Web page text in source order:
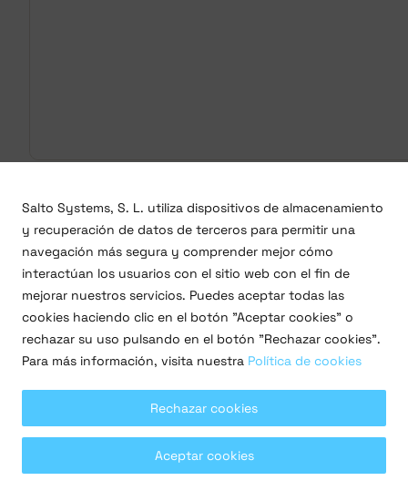
Ajustes de Space
En la pantalla de ajustes de Space en Spaxx, debes
ajustes de la conexión SHIP en Space. Estos indican
comunicación.
Salto Systems, S. L. utiliza dispositivos de almacenamiento
y recuperación de datos de terceros para permitir una
navegación más segura y comprender mejor cómo
interactúan los usuarios con el sitio web con el fin de
mejorar nuestros servicios. Puedes aceptar todas las
cookies haciendo clic en el botón "Aceptar cookies" o
rechazar su uso pulsando en el botón "Rechazar cookies".
Para más información, visita nuestra Política de cookies
Rechazar cookies
Aceptar cookies